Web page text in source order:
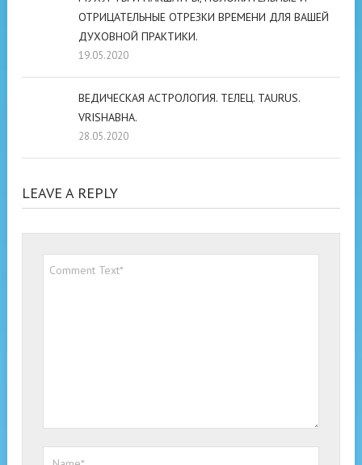
ОТРИЦАТЕЛЬНЫЕ ОТРЕЗКИ ВРЕМЕНИ ДЛЯ ВАШЕЙ
ДУХОВНОЙ ПРАКТИКИ.
19.05.2020
ВЕДИЧЕСКАЯ АСТРОЛОГИЯ. ТЕЛЕЦ. TAURUS.
VRISHABHA.
28.05.2020
LEAVE A REPLY